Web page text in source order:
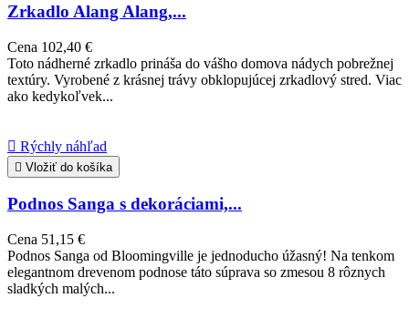
Zrkadlo Alang Alang,...
Cena 102,40 €
Toto nádherné zrkadlo prináša do vášho domova nádych pobrežnej
textúry. Vyrobené z krásnej trávy obklopujúcej zrkadlový stred. Viac
ako kedykoľvek...
 Rýchly náhľad
 Vložiť do košíka
Podnos Sanga s dekoráciami,...
Cena 51,15 €
Podnos Sanga od Bloomingville je jednoducho úžasný! Na tenkom
elegantnom drevenom podnose táto súprava so zmesou 8 rôznych
sladkých malých...